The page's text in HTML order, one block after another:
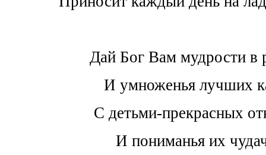
Дай Бог Вам мудрости в
И умноженья лучших
С детьми-прекрасных
И пониманья их